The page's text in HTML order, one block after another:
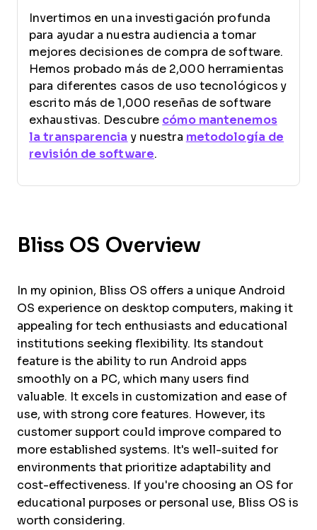
Invertimos en una investigación profunda
para ayudar a nuestra audiencia a tomar
mejores decisiones de compra de software.
Hemos probado más de 2,000 herramientas
para diferentes casos de uso tecnológicos y
escrito más de 1,000 reseñas de software
exhaustivas. Descubre cómo mantenemos
la transparencia y nuestra metodología de
revisión de software.
Bliss OS Overview
In my opinion, Bliss OS offers a unique Android
OS experience on desktop computers, making it
appealing for tech enthusiasts and educational
institutions seeking flexibility. Its standout
feature is the ability to run Android apps
smoothly on a PC, which many users find
valuable. It excels in customization and ease of
use, with strong core features. However, its
customer support could improve compared to
more established systems. It's well-suited for
environments that prioritize adaptability and
cost-effectiveness. If you're choosing an OS for
educational purposes or personal use, Bliss OS is
worth considering.